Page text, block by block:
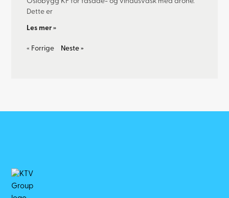
Dette er
Les mer »
« Forrige Neste »